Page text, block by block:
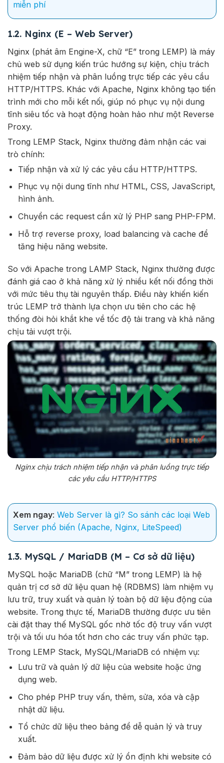
miễn phí
1.2. Nginx (E – Web Server)
Nginx (phát âm Engine-X, chữ “E” trong LEMP) là máy
chủ web sử dụng kiến trúc hướng sự kiện, chịu trách
nhiệm tiếp nhận và phân luồng trực tiếp các yêu cầu
HTTP/HTTPS. Khác với Apache, Nginx không tạo tiến
trình mới cho mỗi kết nối, giúp nó phục vụ nội dung
tĩnh siêu tốc và hoạt động hoàn hảo như một Reverse
Proxy.
Trong LEMP Stack, Nginx thường đảm nhận các vai
trò chính:
Tiếp nhận và xử lý các yêu cầu HTTP/HTTPS.
Phục vụ nội dung tĩnh như HTML, CSS, JavaScript,
hình ảnh.
Chuyển các request cần xử lý PHP sang PHP-FPM.
Hỗ trợ reverse proxy, load balancing và cache để
tăng hiệu năng website.
So với Apache trong LAMP Stack, Nginx thường được
đánh giá cao ở khả năng xử lý nhiều kết nối đồng thời
với mức tiêu thụ tài nguyên thấp. Điều này khiến kiến
trúc LEMP trở thành lựa chọn ưu tiên cho các hệ
thống đòi hỏi khắt khe về tốc độ tải trang và khả năng
chịu tải vượt trội.
Nginx chịu trách nhiệm tiếp nhận và phân luồng trực tiếp
các yêu cầu HTTP/HTTPS
Xem ngay: Web Server là gì? So sánh các loại Web
Server phổ biến (Apache, Nginx, LiteSpeed)
1.3. MySQL / MariaDB (M – Cơ sở dữ liệu)
MySQL hoặc MariaDB (chữ “M” trong LEMP) là hệ
quản trị cơ sở dữ liệu quan hệ (RDBMS) làm nhiệm vụ
lưu trữ, truy xuất và quản lý toàn bộ dữ liệu động của
website. Trong thực tế, MariaDB thường được ưu tiên
cài đặt thay thế MySQL gốc nhờ tốc độ truy vấn vượt
trội và tối ưu hóa tốt hơn cho các truy vấn phức tạp.
Trong LEMP Stack, MySQL/MariaDB có nhiệm vụ:
Lưu trữ và quản lý dữ liệu của website hoặc ứng
dụng web.
Cho phép PHP truy vấn, thêm, sửa, xóa và cập
nhật dữ liệu.
Tổ chức dữ liệu theo bảng để dễ quản lý và truy
xuất.
Đảm bảo dữ liệu được xử lý ổn định khi website có